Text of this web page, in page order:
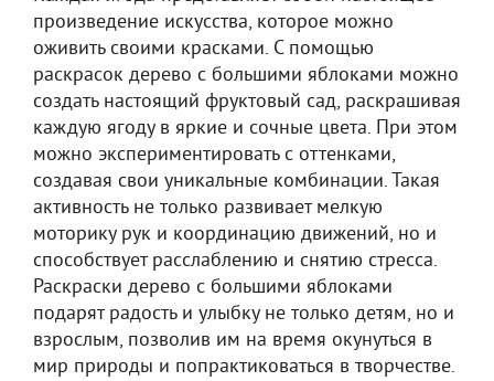
произведение искусства, которое можно
оживить своими красками. С помощью
раскрасок дерево с большими яблоками можно
создать настоящий фруктовый сад, раскрашивая
каждую ягоду в яркие и сочные цвета. При этом
можно экспериментировать с оттенками,
создавая свои уникальные комбинации. Такая
активность не только развивает мелкую
моторику рук и координацию движений, но и
способствует расслаблению и снятию стресса.
Раскраски дерево с большими яблоками
подарят радость и улыбку не только детям, но и
взрослым, позволив им на время окунуться в
мир природы и попрактиковаться в творчестве.